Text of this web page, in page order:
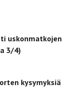
uskonmatkojen
3/4)
kysymyksiä